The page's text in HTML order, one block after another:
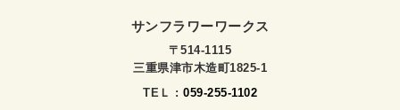
サンフラワーワークス
〒514-1115
三重県津市木造町1825-1
TEＬ : 059-255-1102